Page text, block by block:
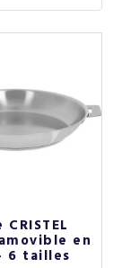
en
6 tailles